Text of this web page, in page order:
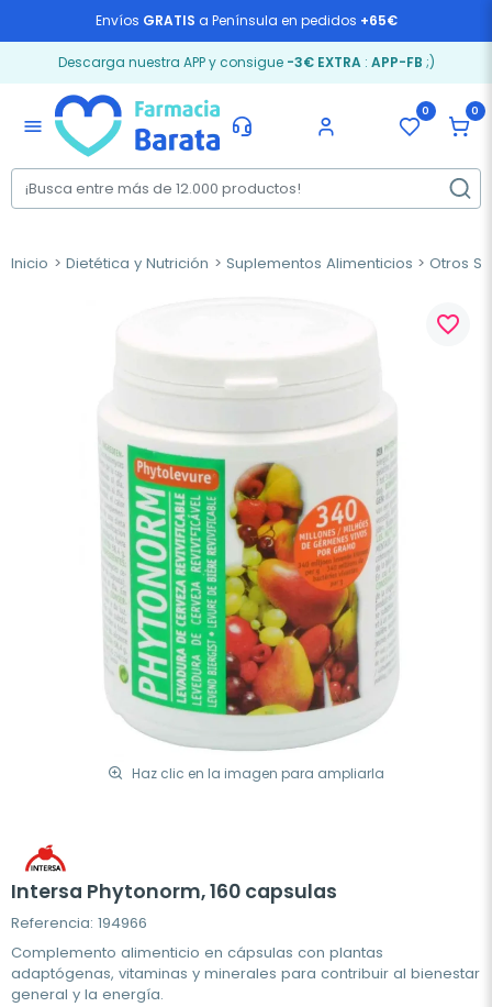
Envíos GRATIS a Península en pedidos +65€
Descarga nuestra APP y consigue -3€ EXTRA: APP-FB ;)
menu
0 0
Inicio Dietética y Nutrición Suplementos Alimenticios Otros
Haz clic en la imagen para ampliarla
favorite_border
Intersa Phytonorm, 160 capsulas
Referencia: 194966
Complemento alimenticio en cápsulas con plantas
adaptógenas, vitaminas y minerales para contribuir al bienestar
general y la energía.